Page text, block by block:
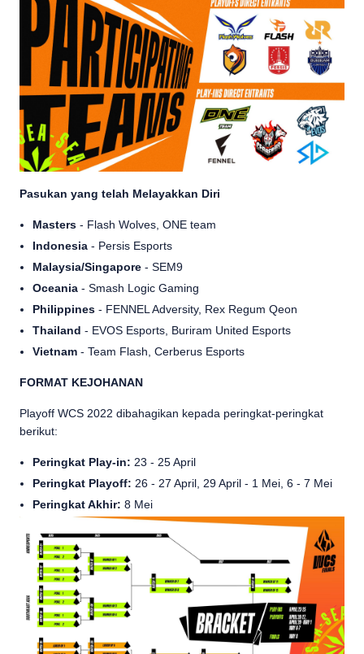
Pasukan yang telah Melayakkan Diri
Masters - Flash Wolves, ONE team
Indonesia - Persis Esports
Malaysia/Singapore - SEM9
Oceania - Smash Logic Gaming
Philippines - FENNEL Adversity, Rex Regum Qeon
Thailand - EVOS Esports, Buriram United Esports
Vietnam - Team Flash, Cerberus Esports
FORMAT KEJOHANAN
Playoff WCS 2022 dibahagikan kepada peringkat-peringkat
berikut:
Peringkat Play-in: 23 - 25 April
Peringkat Playoff: 26 - 27 April, 29 April - 1 Mei, 6 - 7 Mei
Peringkat Akhir: 8 Mei